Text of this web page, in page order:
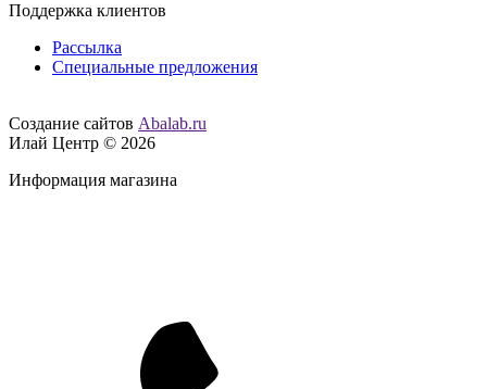
Поддержка клиентов
Рассылка
Специальные предложения
Создание сайтов Abalab.ru
Илай Центр © 2026
Информация магазина